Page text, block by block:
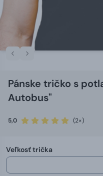
Pánske tričko s
Autobus"
5,0 (2×)
Veľkosť trička